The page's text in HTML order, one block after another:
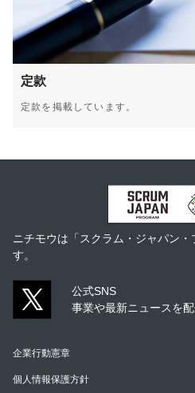
定款
定款を掲載しています。
ニチモウは「スクラム・ジャパン
す。
公式SNS
事業や最新ニュースを配
企業行動憲章
個人情報保護方針